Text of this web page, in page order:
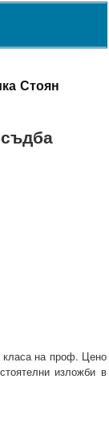
Стоян
класа на проф. Цено
изложби в